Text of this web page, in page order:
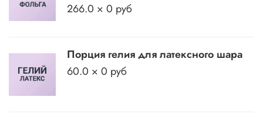
266.0 × 0 руб
Порция гелия для латексного шара
60.0 × 0 руб